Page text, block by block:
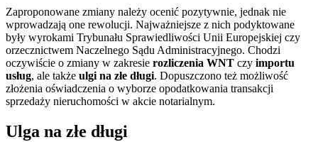
Zaproponowane zmiany należy ocenić pozytywnie, jednak nie
wprowadzają one rewolucji. Najważniejsze z nich podyktowane
były wyrokami Trybunału Sprawiedliwości Unii Europejskiej czy
orzecznictwem Naczelnego Sądu Administracyjnego. Chodzi
oczywiście o zmiany w zakresie rozliczenia WNT czy importu
usług, ale także ulgi na złe długi. Dopuszczono też możliwość
złożenia oświadczenia o wyborze opodatkowania transakcji
sprzedaży nieruchomości w akcie notarialnym.
Ulga na złe długi